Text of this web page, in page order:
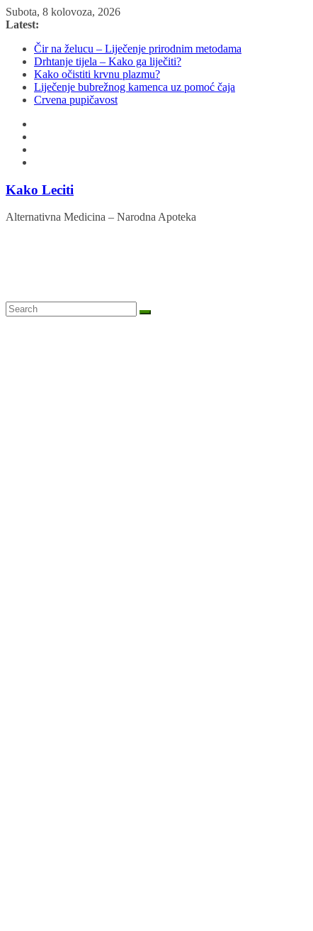
Skip
to
Subota, 8 kolovoza, 2026
Latest:
Čir na želucu – Liječenje prirodnim metodama
Drhtanje tijela – Kako ga liječiti?
Kako očistiti krvnu plazmu?
Liječenje bubrežnog kamenca uz pomoć čaja
Crvena pupičavost
Kako Leciti
Alternativna Medicina – Narodna Apoteka